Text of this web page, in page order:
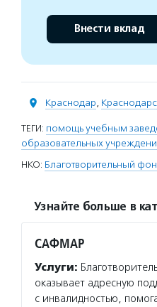
Внести вклад
Краснодар,
ТЕГИ: помощь учебным
образовательных
НКО: Благотворительный
Узнайте больше в
САФМАР
Услуги:
оказывает адресную
с инвалидностью,